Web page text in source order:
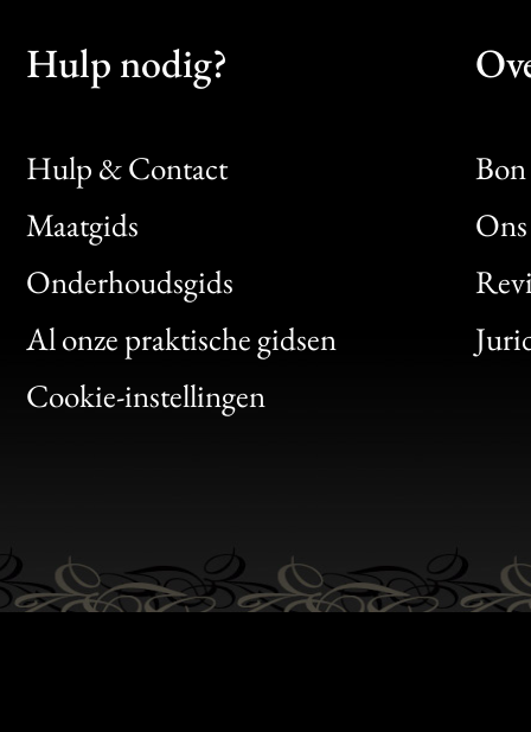
Hulp nodig?
Hulp & Contact
Maatgids
Onderhoudsgids
Al onze praktische gidsen
Cookie-instellingen
Bon
Clic